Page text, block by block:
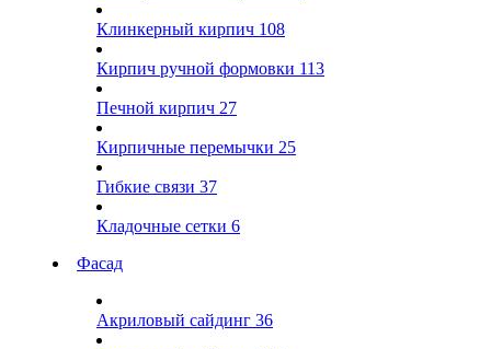
Клинкерный кирпич 108
Кирпич ручной формовки 113
Печной кирпич 27
Кирпичные перемычки 25
Гибкие связи 37
Кладочные сетки 6
Фасад
Акриловый сайдинг 36